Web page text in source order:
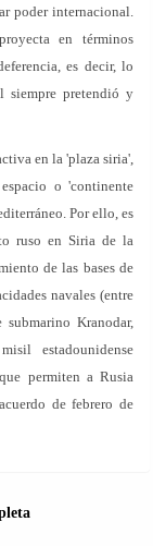
poder internacional.
en términos
es decir, lo
siempre pretendió y
en la 'plaza siria',
o 'continente
Por ello, es
ruso en Siria de la
de las bases de
navales (entre
Kranodar,
estadounidense
permiten a Rusia
de febrero de